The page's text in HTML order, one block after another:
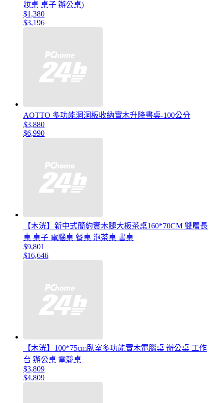
妝桌 桌子 辦公桌)
$1,380
$3,196
AOTTO 多功能洞洞板收納實木升降書桌-100公分
$3,880
$6,990
【木洸】新中式簡約實木腿大板茶桌160*70CM 雙層長
桌 桌子 電腦桌 餐桌 泡茶桌 書桌
$9,801
$16,646
【木洸】100*75cm臥室多功能實木電腦桌 辦公桌 工作
台 辦公桌 電競桌
$3,809
$4,809